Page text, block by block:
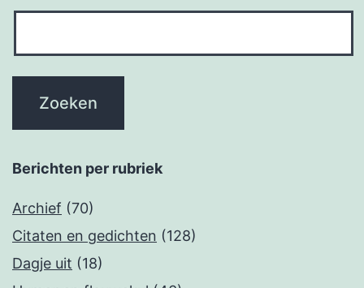
Berichten per rubriek
Archief (70)
Citaten en gedichten (128)
Dagje uit (18)